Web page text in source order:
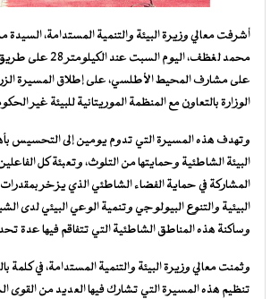
أشرفت معالي وزيرة البيئة والتنمية المستدامة،
محمد لغظف، اليوم
على مشارف المحيط الأطلسي، على إطلاق المسيرة
الوزارة بالتعاون مع المنظمة الموريتانية للبيئة غير
وتهدف هذه المسيرة التي تدوم يومين إلى التحسيس
البيئة الشاطئية وحمايتها من التلوث، وتعبئة كل
المشاركة في حماية الفضاء الشاطئي الذي يزخر
البيئية والتنوع البيولوجي وتنمية الوعي البيئي لدى
وساكنة هذه المناطق الشاطئية التي تتفاقم فيها عدة
وثمنت معالي وزيرة البيئة والتنمية المستدامة، في كلمة
تنظيم هذه المسيرة التي تشارك فيها العديد من القوى